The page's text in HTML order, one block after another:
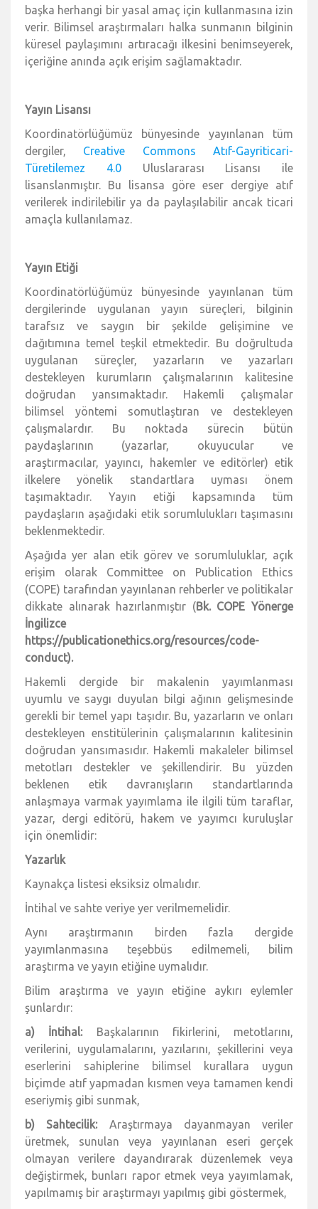
başka herhangi bir yasal amaç için kullanmasına izin
verir. Bilimsel araştırmaları halka sunmanın bilginin
küresel paylaşımını artıracağı ilkesini benimseyerek,
içeriğine anında açık erişim sağlamaktadır.
Yayın Lisansı
Koordinatörlüğümüz bünyesinde yayınlanan tüm
dergiler, Creative Commons Atıf-Gayriticari-
Türetilemez 4.0Uluslararası Lisansı ile
lisanslanmıştır. Bu lisansa göre eser dergiye atıf
verilerek indirilebilir ya da paylaşılabilir ancak ticari
amaçla kullanılamaz.
Yayın Etiği
Koordinatörlüğümüz bünyesinde yayınlanan tüm
dergilerinde uygulanan yayın süreçleri, bilginin
tarafsız ve saygın bir şekilde gelişimine ve
dağıtımına temel teşkil etmektedir. Bu doğrultuda
uygulanan süreçler, yazarların ve yazarları
destekleyen kurumların çalışmalarının kalitesine
doğrudan yansımaktadır. Hakemli çalışmalar
bilimsel yöntemi somutlaştıran ve destekleyen
çalışmalardır. Bu noktada sürecin bütün
paydaşlarının (yazarlar, okuyucular ve
araştırmacılar, yayıncı, hakemler ve editörler) etik
ilkelere yönelik standartlara uyması önem
taşımaktadır. Yayın etiği kapsamında tüm
paydaşların aşağıdaki etik sorumlulukları taşımasını
beklenmektedir.
Aşağıda yer alan etik görev ve sorumluluklar, açık
erişim olarak Committee on Publication Ethics
(COPE) tarafından yayınlanan rehberler ve politikalar
dikkate alınarak hazırlanmıştır (Bk. COPE Yönerge
İngilizce
https://publicationethics.org/resources/code-
conduct).
Hakemli dergide bir makalenin yayımlanması
uyumlu ve saygı duyulan bilgi ağının gelişmesinde
gerekli bir temel yapı taşıdır. Bu, yazarların ve onları
destekleyen enstitülerinin çalışmalarının kalitesinin
doğrudan yansımasıdır. Hakemli makaleler bilimsel
metotları destekler ve şekillendirir. Bu yüzden
beklenen etik davranışların standartlarında
anlaşmaya varmak yayımlama ile ilgili tüm taraflar,
yazar, dergi editörü, hakem ve yayımcı kuruluşlar
için önemlidir:
Yazarlık
Kaynakça listesi eksiksiz olmalıdır.
İntihal ve sahte veriye yer verilmemelidir.
Aynı araştırmanın birden fazla dergide
yayımlanmasına teşebbüs edilmemeli, bilim
araştırma ve yayın etiğine uymalıdır.
Bilim araştırma ve yayın etiğine aykırı eylemler
şunlardır:
a) İntihal: Başkalarının fikirlerini, metotlarını,
verilerini, uygulamalarını, yazılarını, şekillerini veya
eserlerini sahiplerine bilimsel kurallara uygun
biçimde atıf yapmadan kısmen veya tamamen kendi
eseriymiş gibi sunmak,
b) Sahtecilik: Araştırmaya dayanmayan veriler
üretmek, sunulan veya yayınlanan eseri gerçek
olmayan verilere dayandırarak düzenlemek veya
değiştirmek, bunları rapor etmek veya yayımlamak,
yapılmamış bir araştırmayı yapılmış gibi göstermek,